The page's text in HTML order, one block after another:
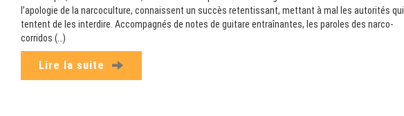
l’apologie de la narcoculture, connaissent un succès retentissant, mettant à mal les autorités qui
tentent de les interdire. Accompagnés de notes de guitare entraînantes, les paroles des narco-
corridos (…)
Lire la suite